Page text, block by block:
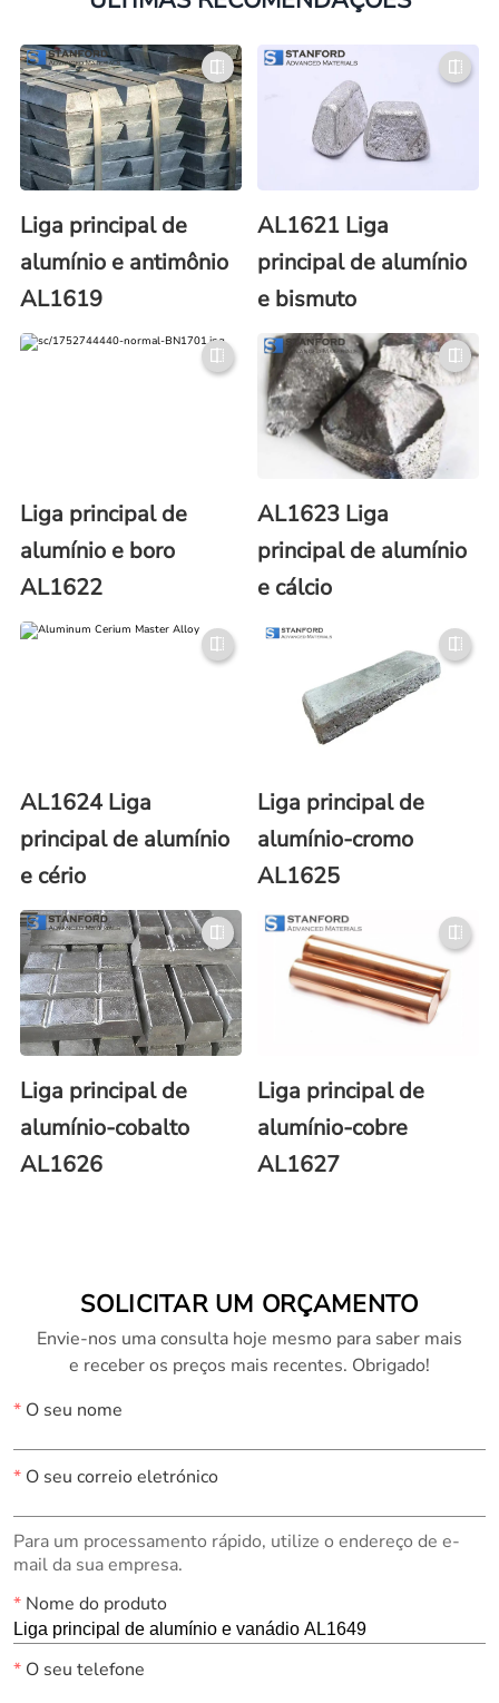
Liga principal de
alumínio e antimônio
AL1619
AL1621 Liga
principal de alumínio
e bismuto
Liga principal de
alumínio e boro
AL1622
AL1623 Liga
principal de alumínio
e cálcio
AL1624 Liga
principal de alumínio
e cério
Liga principal de
alumínio-cromo
AL1625
Liga principal de
alumínio-cobalto
AL1626
Liga principal de
alumínio-cobre
AL1627
SOLICITAR UM ORÇAMENTO
Envie-nos uma consulta hoje mesmo para saber mais
e receber os preços mais recentes. Obrigado!
*O seu nome
*O seu correio eletrónico
Para um processamento rápido, utilize o endereço de e-
mail da sua empresa.
*Nome do produto
*O seu telefone